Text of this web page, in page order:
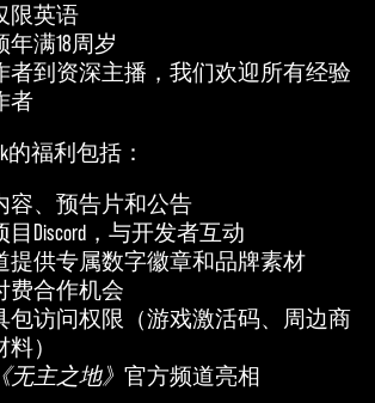
限英语
满18周岁
者到资深主播，我们欢迎所有经验
者
的福利包括：
容、预告片和公告
Discord，与开发者互动
提供专属数字徽章和品牌素材
费合作机会
包访问权限（游戏激活码、周边商
）
《无主之地》 官方频道亮相